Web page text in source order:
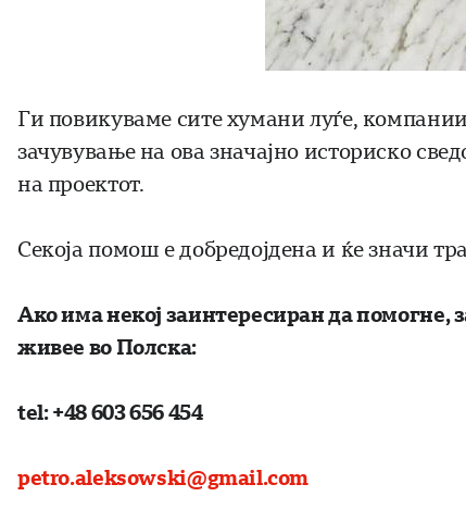
Ги повикуваме сите хумани луѓе,
зачувување на ова значајно историско
на проектот.
Секоја помош е добредојдена и ќе значи
Ако има некој заинтересиран да помогне,
живее во Полска:
tel: +48 603 656 454
petro.aleksowski@gmail.com